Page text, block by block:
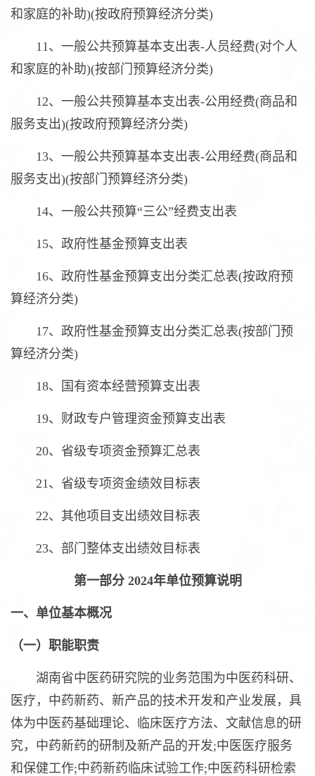
和家庭的补助)(按政府预算经济分类)
11、一般公共预算基本支出表-人员经费(对个人
和家庭的补助)(按部门预算经济分类)
12、一般公共预算基本支出表-公用经费(商品和
服务支出)(按政府预算经济分类)
13、一般公共预算基本支出表-公用经费(商品和
服务支出)(按部门预算经济分类)
14、一般公共预算“三公”经费支出表
15、政府性基金预算支出表
16、政府性基金预算支出分类汇总表(按政府预
算经济分类)
17、政府性基金预算支出分类汇总表(按部门预
算经济分类)
18、国有资本经营预算支出表
19、财政专户管理资金预算支出表
20、省级专项资金预算汇总表
21、省级专项资金绩效目标表
22、其他项目支出绩效目标表
23、部门整体支出绩效目标表
第一部分 2024年单位预算说明
一、单位基本概况
（一）职能职责
湖南省中医药研究院的业务范围为中医药科研、
医疗，中药新药、新产品的技术开发和产业发展，具
体为中医药基础理论、临床医疗方法、文献信息的研
究，中药新药的研制及新产品的开发;中医医疗服务
和保健工作;中药新药临床试验工作;中医药科研检索